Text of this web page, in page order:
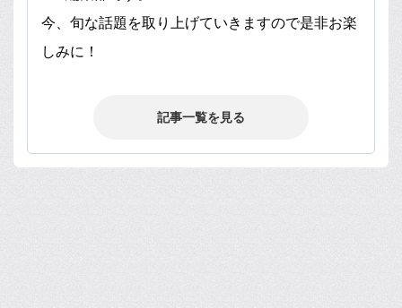
今、旬な話題を取り上げていきますので是非お楽
しみに！
記事一覧を見る